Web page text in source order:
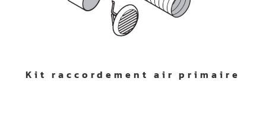
Kit raccordement air primaire